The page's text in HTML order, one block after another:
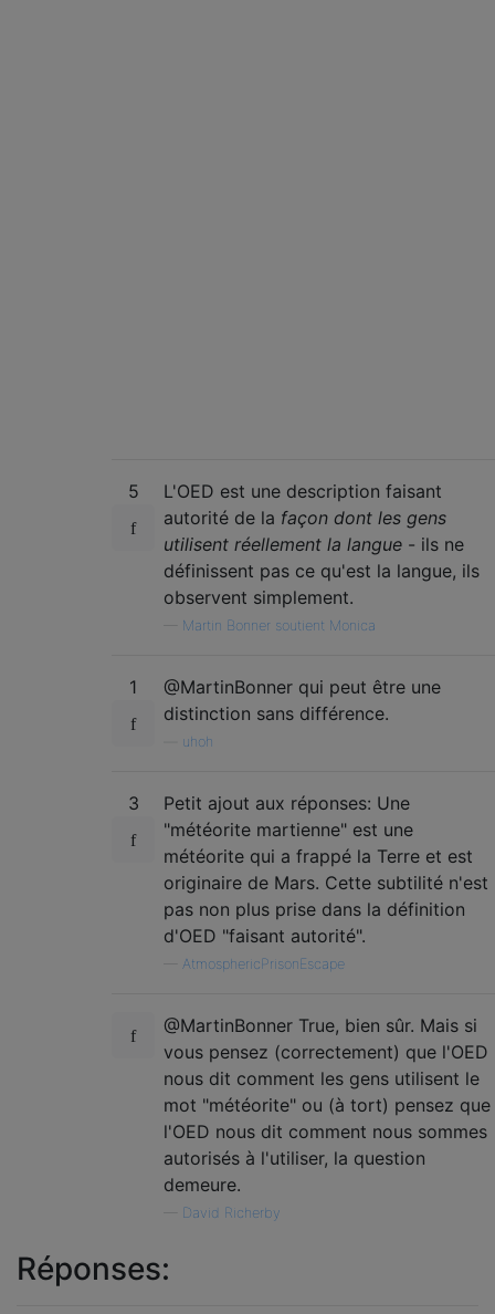
5
L'OED est une description faisant
autorité de la façon dont les gens
utilisent réellement la langue - ils ne
définissent pas ce qu'est la langue, ils
observent simplement.
Martin Bonner soutient Monica
1
@MartinBonner qui peut être une
distinction sans différence.
uhoh
3
Petit ajout aux réponses: Une
"météorite martienne" est une
météorite qui a frappé la Terre et est
originaire de Mars. Cette subtilité n'est
pas non plus prise dans la définition
d'OED "faisant autorité".
AtmosphericPrisonEscape
@MartinBonner True, bien sûr. Mais si
vous pensez (correctement) que l'OED
nous dit comment les gens utilisent le
mot "météorite" ou (à tort) pensez que
l'OED nous dit comment nous sommes
autorisés à l'utiliser, la question
demeure.
David Richerby
Réponses: